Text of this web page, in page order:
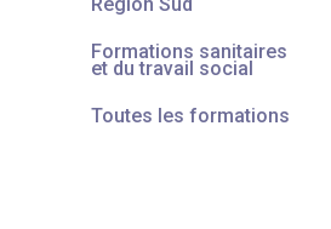
Formations sanitaires
et du travail social
Toutes les formations